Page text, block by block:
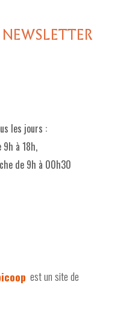
les jours :
à 18h,
de 9h à 00h30
est un site de